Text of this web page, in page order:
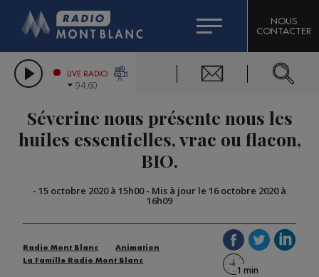
LES CHRONIQUES DE L'EXPERT
CITIZEN MACHINERY
GRAND MASSIF DOMAINES SKIABLES
BIGARD
COMPAGNIE DU MONT-BLANC
NOUS
CONTACTER
LIVE RADIO
94.60
Séverine nous présente nous les
huiles essentielles, vrac ou flacon,
BIO.
- 15 octobre 2020 à 15h00- Mis à jour le 16 octobre 2020 à
16h09
Radio Mont Blanc
Animation
La Famille Radio Mont Blanc